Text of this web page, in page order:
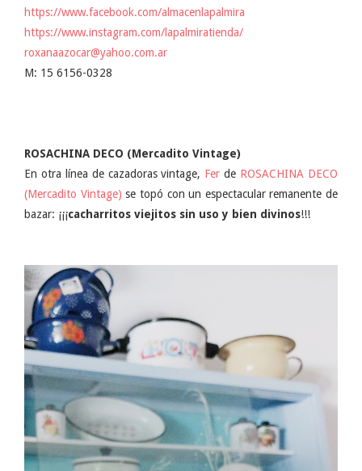
https://www.facebook.com/almacenlapalmira
https://www.instagram.com/lapalmiratienda/
roxanaazocar@yahoo.com.ar
M: 15 6156-0328
ROSACHINA DECO (Mercadito Vintage)
En otra línea de cazadoras vintage, Fer de ROSACHINA DECO
(Mercadito Vintage) se topó con un espectacular remanente de
bazar: ¡¡¡cacharritos viejitos sin uso y bien divinos!!!